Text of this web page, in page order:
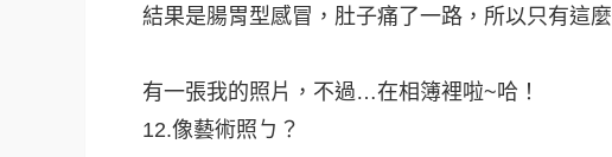
結果是腸胃型感冒，肚子痛了一路，所以只有這
有一張我的照片，不過…在相簿裡啦~哈！
12.像藝術照ㄅ？